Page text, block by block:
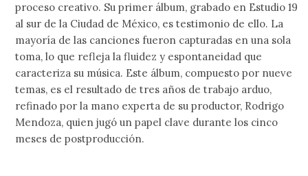
proceso creativo. Su primer álbum, grabado en Estudio 19
al sur de la Ciudad de México, es testimonio de ello. La
mayoría de las canciones fueron capturadas en una sola
toma, lo que refleja la fluidez y espontaneidad que
caracteriza su música. Este álbum, compuesto por nueve
temas, es el resultado de tres años de trabajo arduo,
refinado por la mano experta de su productor, Rodrigo
Mendoza, quien jugó un papel clave durante los cinco
meses de postproducción.